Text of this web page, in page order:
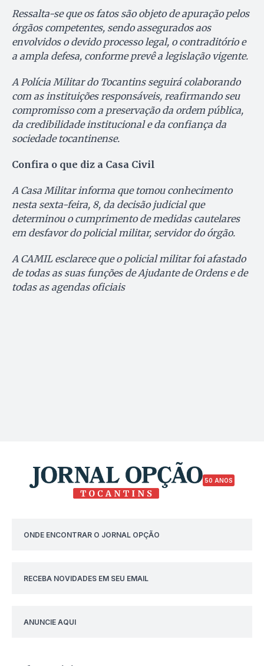
Ressalta-se que os fatos são objeto de apuração pelos
órgãos competentes, sendo assegurados aos
envolvidos o devido processo legal, o contraditório e
a ampla defesa, conforme prevê a legislação vigente.
A Polícia Militar do Tocantins seguirá colaborando
com as instituições responsáveis, reafirmando seu
compromisso com a preservação da ordem pública,
da credibilidade institucional e da confiança da
sociedade tocantinense.
Confira o que diz a Casa Civil
A Casa Militar informa que tomou conhecimento
nesta sexta-feira, 8, da decisão judicial que
determinou o cumprimento de medidas cautelares
em desfavor do policial militar, servidor do órgão.
A CAMIL esclarece que o policial militar foi afastado
de todas as suas funções de Ajudante de Ordens e de
todas as agendas oficiais
50 ANOS
ONDE ENCONTRAR O JORNAL OPÇÃO
RECEBA NOVIDADES EM SEU EMAIL
ANUNCIE AQUI